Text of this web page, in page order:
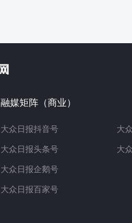
融媒矩阵（商业）
大众日报抖音号
大众日报头条号
大众日报企鹅号
大众日报百家号
大
大